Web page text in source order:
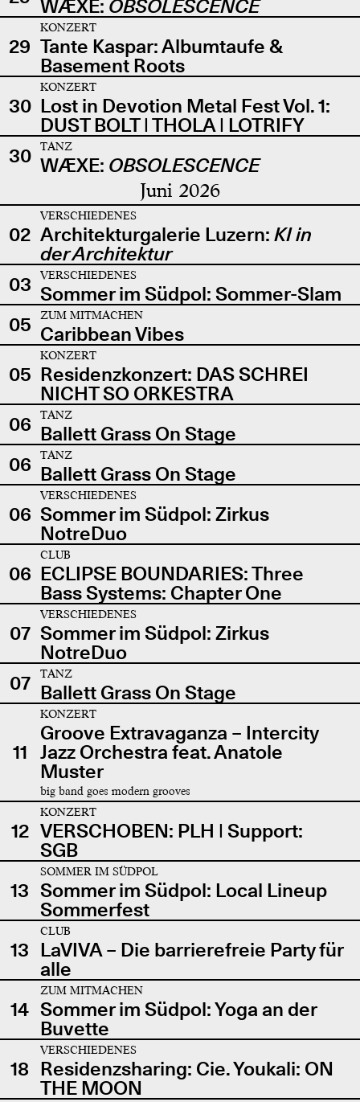
WÆXE: OBSOLESCENCE
29
KONZERT
Tante Kaspar: Albumtaufe &
Basement Roots
30
KONZERT
Lost in Devotion Metal Fest Vol. 1:
DUST BOLT | THOLA | LOTRIFY
30
TANZ
WÆXE: OBSOLESCENCE
Juni 2026
02
VERSCHIEDENES
Architekturgalerie Luzern: KI in
der Architektur
03
VERSCHIEDENES
Sommer im Südpol: Sommer-Slam
05
ZUM MITMACHEN
Caribbean Vibes
05
KONZERT
Residenzkonzert: DAS SCHREI
NICHT SO ORKESTRA
06
TANZ
Ballett Grass On Stage
06
TANZ
Ballett Grass On Stage
06
VERSCHIEDENES
Sommer im Südpol: Zirkus
NotreDuo
06
CLUB
ECLIPSE BOUNDARIES: Three
Bass Systems: Chapter One
07
VERSCHIEDENES
Sommer im Südpol: Zirkus
NotreDuo
07
TANZ
Ballett Grass On Stage
11
KONZERT
Groove Extravaganza – Intercity
Jazz Orchestra feat. Anatole
Muster
big band goes modern grooves
12
KONZERT
VERSCHOBEN: PLH | Support:
SGB
13
SOMMER IM SÜDPOL
Sommer im Südpol: Local Lineup
Sommerfest
13
CLUB
LaVIVA – Die barrierefreie Party für
alle
14
ZUM MITMACHEN
Sommer im Südpol: Yoga an der
Buvette
18
VERSCHIEDENES
Residenzsharing: Cie. Youkali: ON
THE MOON